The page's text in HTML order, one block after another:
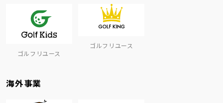
ゴルフリユース
ゴルフリユース
海外事業